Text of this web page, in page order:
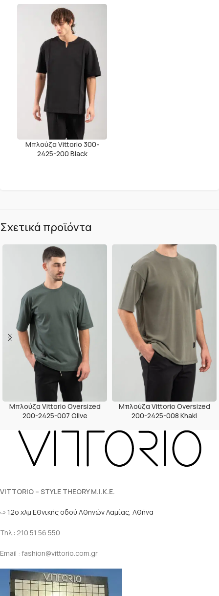
Μπλούζα Vittorio 300-
2425-200 Black
Σχετικά προϊόντα
Μπλούζα Vittorio Oversized
200-2425-007 Olive
Μπλούζα Vittorio Oversized
200-2425-008 Khaki
VITTORIO – STYLE THEORY M.I.K.E.
⇨ 12ο χλμ Eθνικής οδού Αθηνών Λαμίας, Αθήνα
Τηλ.: 210 51 56 550
Email : fashion@vittorio.com.gr